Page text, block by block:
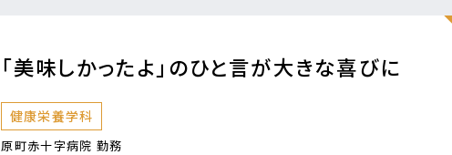
「美味しかったよ」のひと言が大きな喜びに
健康栄養学科
原町赤十字病院 勤務